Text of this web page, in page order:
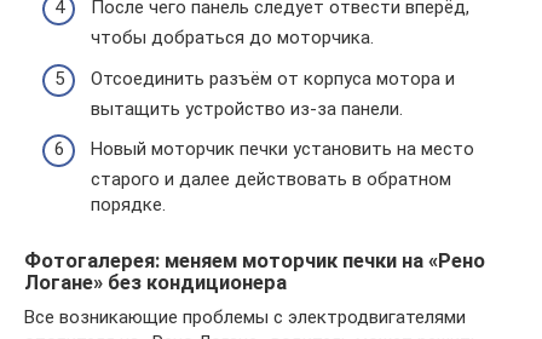
После чего панель следует отвести вперёд,
чтобы добраться до моторчика.
Отсоединить разъём от корпуса мотора и
вытащить устройство из-за панели.
Новый моторчик печки установить на место
старого и далее действовать в обратном
порядке.
Фотогалерея: меняем моторчик печки на «Рено
Логане» без кондиционера
Все возникающие проблемы с электродвигателями